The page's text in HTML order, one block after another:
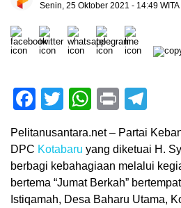
Senin, 25 Oktober 2021 - 14:49 WITA
Facebook
TwitterWhatsApp
Print
Pelitanusantara.net – Partai
DPC Kotabaru yang diketuai H.
berbagi kebahagiaan melalui
bertema “Jumat Berkah”
Istiqamah, Desa Baharu Utama,